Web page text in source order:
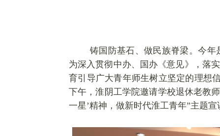
铸国防基石、做民族脊梁。今
为深入贯彻中办、国办《意见》，落
育引导广大青年师生树立坚定的理想
下午，淮阴工学院邀请学校退休老教
一星’精神，做新时代淮工青年”主题宣